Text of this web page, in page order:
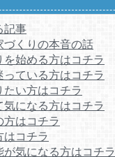
記事
くりの本音の話
始める方はコチラ
ている方はコチラ
い方はコチラ
になる方はコチラ
方はコチラ
はコチラ
気になる方はコチラ